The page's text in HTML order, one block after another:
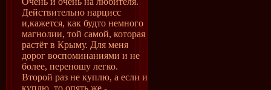
Действительно нарцисс
и,кажется, как будто немного
магнолии, той самой, которая
растёт в Крыму. Для меня
дорог воспоминаниями и не
более, переношу легко.
Второй раз не куплю, а если и
куплю, то опять же -